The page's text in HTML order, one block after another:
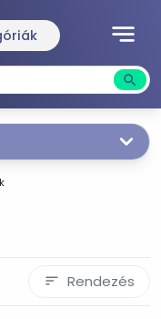
notes
search
84 000 Ft
sort Rendezés